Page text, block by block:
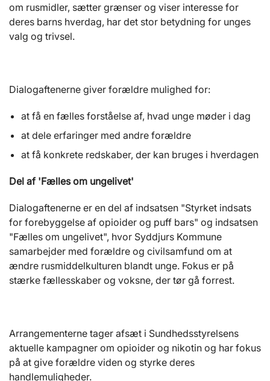
om rusmidler, sætter grænser og viser interesse for
deres barns hverdag, har det stor betydning for unges
valg og trivsel.
Dialogaftenerne giver forældre mulighed for:
at få en fælles forståelse af, hvad unge møder i dag
at dele erfaringer med andre forældre
at få konkrete redskaber, der kan bruges i hverdagen
Del af 'Fælles om ungelivet'
Dialogaftenerne er en del af indsatsen "Styrket indsats
for forebyggelse af opioider og puff bars" og indsatsen
"Fælles om ungelivet", hvor Syddjurs Kommune
samarbejder med forældre og civilsamfund om at
ændre rusmiddelkulturen blandt unge. Fokus er på
stærke fællesskaber og voksne, der tør gå forrest.
Arrangementerne tager afsæt i Sundhedsstyrelsens
aktuelle kampagner om opioider og nikotin og har fokus
på at give forældre viden og styrke deres
handlemuligheder.